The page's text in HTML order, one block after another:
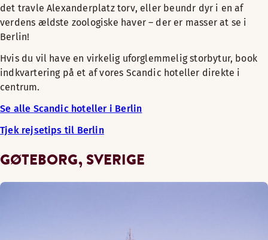
det travle Alexanderplatz torv, eller beundr dyr i en af
verdens ældste zoologiske haver – der er masser at se i
Berlin!
Hvis du vil have en virkelig uforglemmelig storbytur, book
indkvartering på et af vores Scandic hoteller direkte i
centrum.
Se alle Scandic hoteller i Berlin
Tjek rejsetips til Berlin
GØTEBORG, SVERIGE